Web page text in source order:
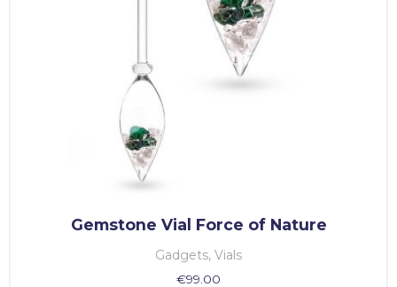
Gemstone Vial Force of Nature
Gadgets, Vials
€99.00